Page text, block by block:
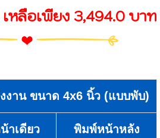
หลือเพียง 3,494.0 บาท
งาน ขนาด 4x6 นิ้ว (แบบพับ)
าเดียว
พิมพ์หน้าหลัง